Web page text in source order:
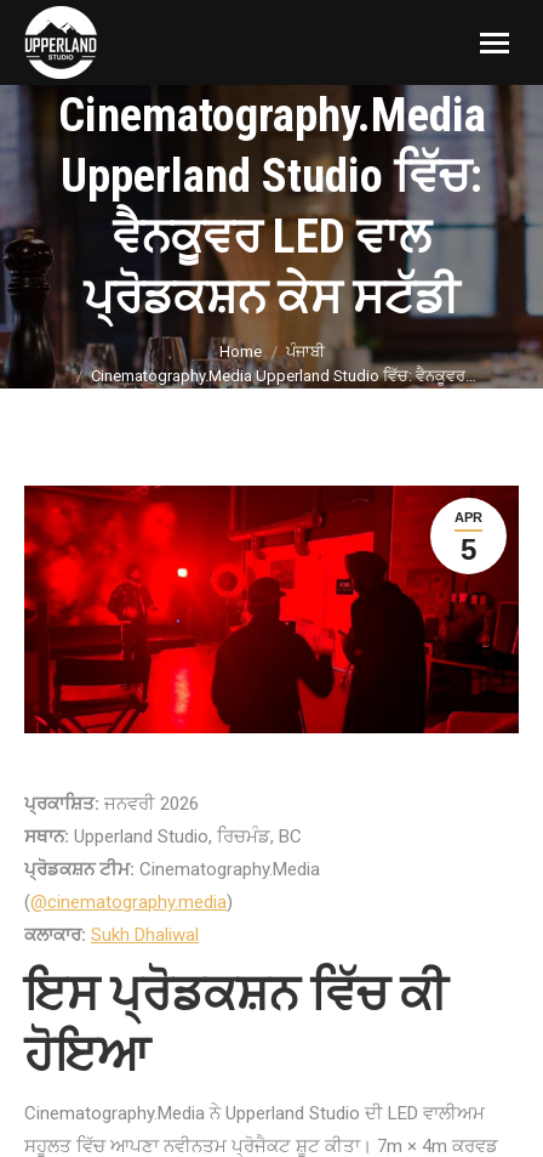
Cinematography.Media
Upperland Studio ਵਿੱਚ:
ਵੈਨਕੂਵਰ LED ਵਾਲ
ਪ੍ਰੋਡਕਸ਼ਨ ਕੇਸ ਸਟੱਡੀ
You are here: Home
ਪੰਜਾਬੀ
Cinematography.Media Upperland Studio ਵਿੱਚ: ਵੈਨਕੂਵਰ…
APR
5
ਪ੍ਰਕਾਸ਼ਿਤ: ਜਨਵਰੀ 2026
ਸਥਾਨ: Upperland Studio, ਰਿਚਮੰਡ, BC
ਪ੍ਰੋਡਕਸ਼ਨ ਟੀਮ: Cinematography.Media
(@cinematography.media)
ਕਲਾਕਾਰ: Sukh Dhaliwal
ਇਸ ਪ੍ਰੋਡਕਸ਼ਨ ਵਿੱਚ ਕੀ
ਹੋਇਆ
Cinematography.Media ਨੇ Upperland Studio ਦੀ LED ਵਾਲੀਅਮ
ਸਹੂਲਤ ਵਿੱਚ ਆਪਣਾ ਨਵੀਨਤਮ ਪ੍ਰੋਜੈਕਟ ਸ਼ੂਟ ਕੀਤਾ। 7m × 4m ਕਰਵਡ